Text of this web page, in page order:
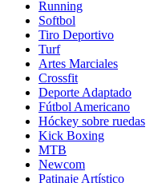
Running
Softbol
Tiro Deportivo
Turf
Artes Marciales
Crossfit
Deporte Adaptado
Fútbol Americano
Hóckey sobre ruedas
Kick Boxing
MTB
Newcom
Patinaje Artístico